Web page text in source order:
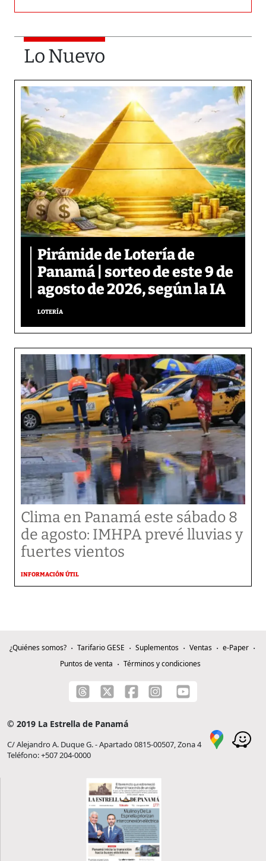
Lo Nuevo
Pirámide de Lotería de
Panamá | sorteo de este 9 de
agosto de 2026, según la IA
LOTERÍA
Clima en Panamá este sábado 8
de agosto: IMHPA prevé lluvias y
fuertes vientos
INFORMACIÓN ÚTIL
¿Quiénes somos? Tarifario GESE Suplementos Ventas
e-Paper
Puntos de venta
Términos y condiciones
© 2019 La Estrella de Panamá
C/ Alejandro A. Duque G. - Apartado 0815-00507, Zona 4
Teléfono: +507 204-0000